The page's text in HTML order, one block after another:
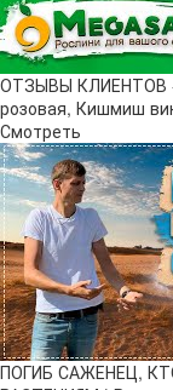
ОТЗЫВЫ КЛИЕНТОВ
розовая, Кишмиш
Смотреть
ПОГИБ САЖЕНЕЦ,